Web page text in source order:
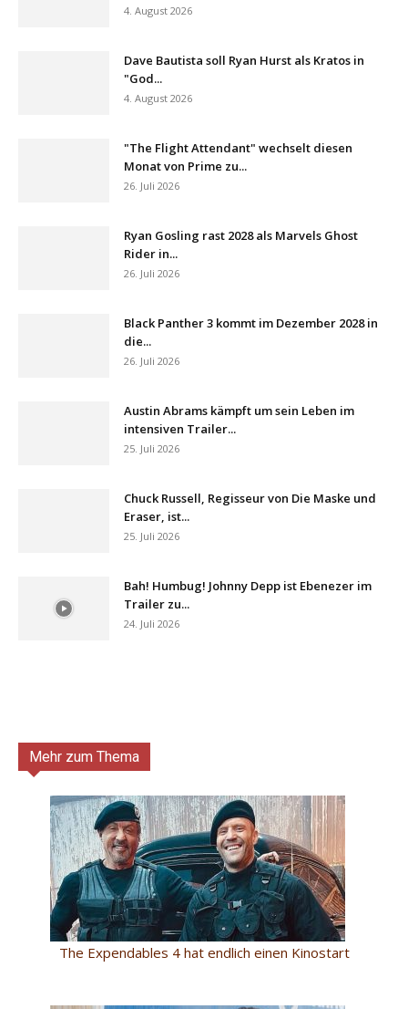
4. August 2026
Dave Bautista soll Ryan Hurst als Kratos in
"God...
4. August 2026
"The Flight Attendant" wechselt diesen
Monat von Prime zu...
26. Juli 2026
Ryan Gosling rast 2028 als Marvels Ghost
Rider in...
26. Juli 2026
Black Panther 3 kommt im Dezember 2028 in
die...
26. Juli 2026
Austin Abrams kämpft um sein Leben im
intensiven Trailer...
25. Juli 2026
Chuck Russell, Regisseur von Die Maske und
Eraser, ist...
25. Juli 2026
Bah! Humbug! Johnny Depp ist Ebenezer im
Trailer zu...
24. Juli 2026
Mehr zum Thema
The Expendables 4 hat endlich einen Kinostart